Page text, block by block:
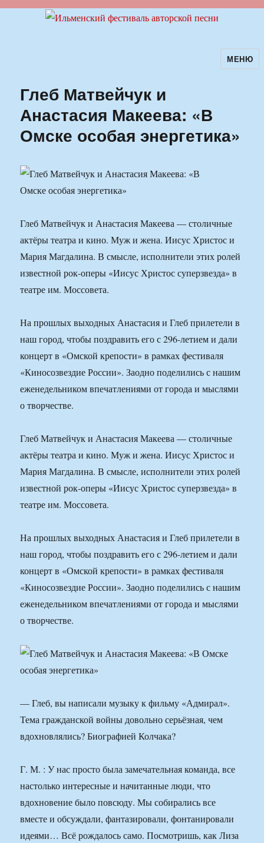
Ильменский фестиваль авторскойМЕНЮ
Глеб Матвейчук и
Анастасия Макеева: «В
Омске особая энергетика»
Глеб Матвейчук и Анастасия Макеева — столичные
актёры театра и кино. Муж и жена. Иисус Христос и
Мария Магдалина. В смысле, исполнители этих ролей
известной рок-оперы «Иисус Христос суперзвезда» в
театре им. Моссовета.
На прошлых выходных Анастасия и Глеб прилетели в
наш город, чтобы поздравить его с 296-летием и дали
концерт в «Омской крепости» в рамках фестиваля
«Киносозвездие России». Заодно поделились с нашим
еженедельником впечатлениями от города и мыслями
о творчестве.
Глеб Матвейчук и Анастасия Макеева — столичные
актёры театра и кино. Муж и жена. Иисус Христос и
Мария Магдалина. В смысле, исполнители этих ролей
известной рок-оперы «Иисус Христос суперзвезда» в
театре им. Моссовета.
На прошлых выходных Анастасия и Глеб прилетели в
наш город, чтобы поздравить его с 296-летием и дали
концерт в «Омской крепости» в рамках фестиваля
«Киносозвездие России». Заодно поделились с нашим
еженедельником впечатлениями от города и мыслями
о творчестве.
— Глеб, вы написали музыку к фильму «Адмирал».
Тема гражданской войны довольно серьёзная, чем
вдохновлялись? Биографией Колчака?
Г. М. : У нас просто была замечательная команда, все
настолько интересные и начитанные люди, что
вдохновение было повсюду. Мы собирались все
вместе и обсуждали, фантазировали, фонтанировали
идеями… Всё рождалось само. Посмотришь, как Лиза